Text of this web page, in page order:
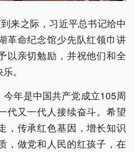
来之际，习近平总书记给中
革命纪念馆少先队红领巾讲
以亲切勉励，并祝他们和全
。
今年是中国共产党成立105周
代又一代人接续奋斗。希望
，传承红色基因，增长知识
，做党和人民的红孩子，在